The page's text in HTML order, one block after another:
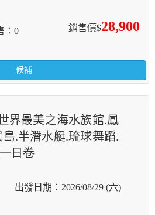
銷售價$28,900
0
候補
界最美之海水族館.鳳
.半潛水艇.琉球舞蹈.
日卷
2026/08/29 (六)